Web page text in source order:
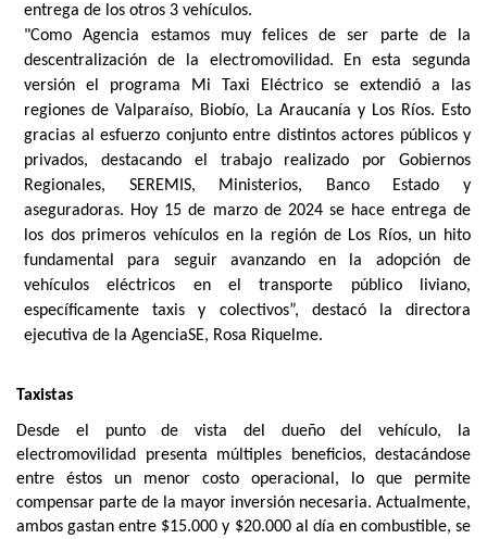
entrega de los otros 3 vehículos.
"Como Agencia estamos muy felices de ser parte de la
descentralización de la electromovilidad. En esta segunda
versión el programa Mi Taxi Eléctrico se extendió a las
regiones de Valparaíso, Biobío, La Araucanía y Los Ríos. Esto
gracias al esfuerzo conjunto entre distintos actores públicos y
privados, destacando el trabajo realizado por Gobiernos
Regionales, SEREMIS, Ministerios, Banco Estado y
aseguradoras. Hoy 15 de marzo de 2024 se hace entrega de
los dos primeros vehículos en la región de Los Ríos, un hito
fundamental para seguir avanzando en la adopción de
vehículos eléctricos en el transporte público liviano,
específicamente taxis y colectivos”, destacó la directora
ejecutiva de la AgenciaSE, Rosa Riquelme.
Taxistas
Desde el punto de vista del dueño del vehículo, la
electromovilidad presenta múltiples beneficios, destacándose
entre éstos un menor costo operacional, lo que permite
compensar parte de la mayor inversión necesaria. Actualmente,
ambos gastan entre $15.000 y $20.000 al día en combustible, se